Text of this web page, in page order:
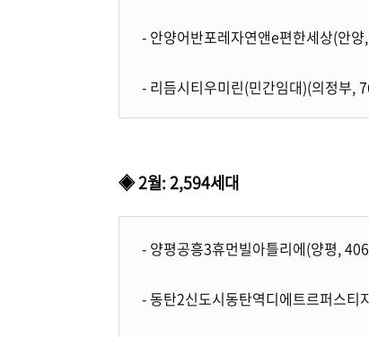
- 안양어반포레자연앤e편한세상(안
- 리듬시티우미린(민간임대)(의정부,
◈ 2월: 2,594세대
- 양평공흥3휴먼빌아틀리에(양평,
- 동탄2신도시동탄역디에트르퍼스